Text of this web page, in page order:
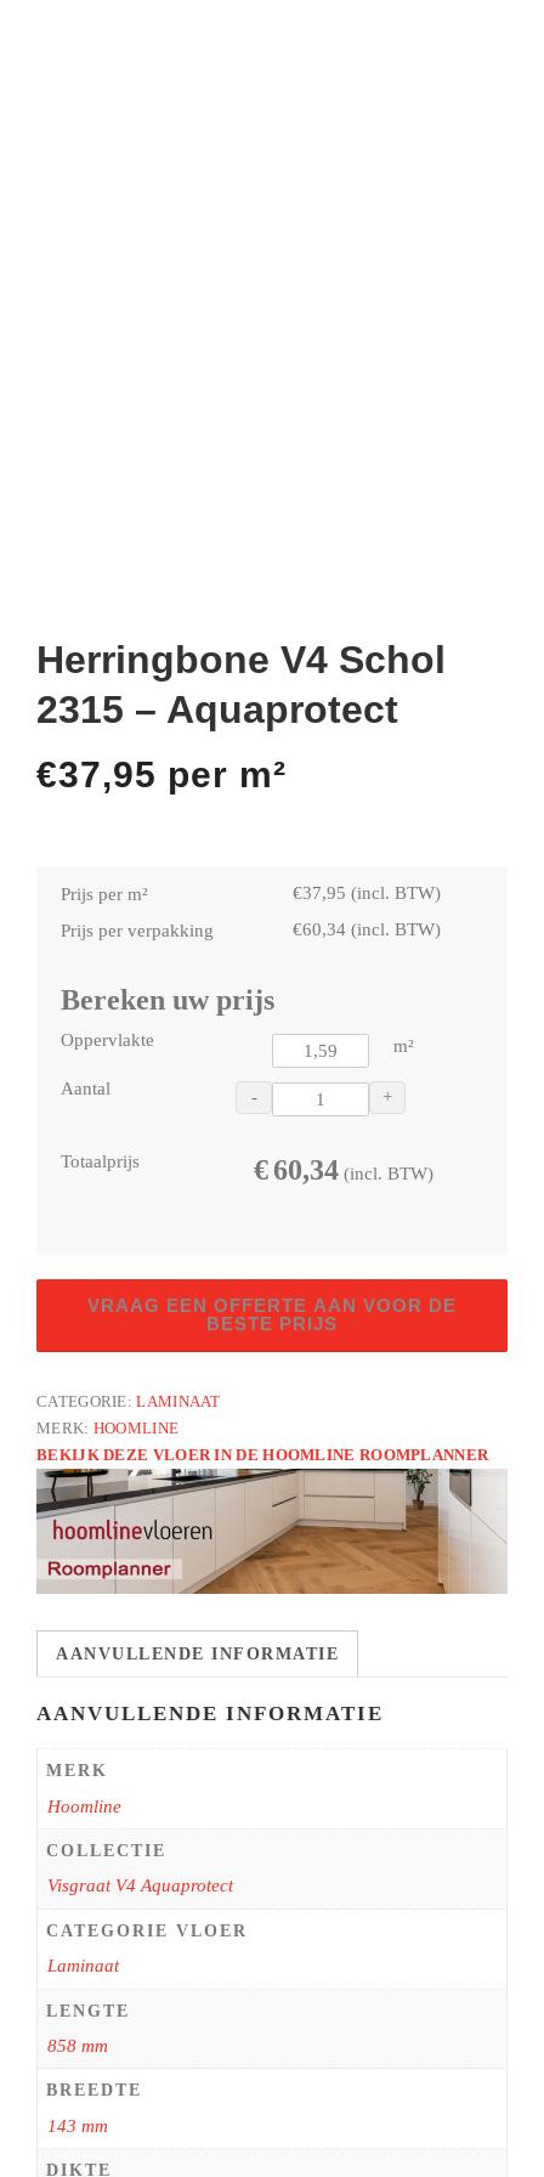
Herringbone V4 Schol
2315 – Aquaprotect
€37,95 per m²
Prijs per m² €37,95 (incl. BTW)
Prijs per verpakking
€60,34 (incl. BTW)
Bereken uw prijs
Oppervlakte m²
Aantal - +
Totaalprijs €60,34 (incl. BTW)
Schol
Aquaprotect
aantal
VRAAG EEN OFFERTE AAN VOOR DE
BESTE PRIJS
CATEGORIE:LAMINAAT
MERK: HOOMLINE
BEKIJK DEZE VLOER IN DE HOOMLINE ROOMPLANNER
AANVULLENDE INFORMATIE
AANVULLENDE INFORMATIE
MERK
Hoomline
COLLECTIE
Visgraat V4 Aquaprotect
CATEGORIE VLOER
Laminaat
LENGTE
858 mm
BREEDTE
143 mm
DIKTE